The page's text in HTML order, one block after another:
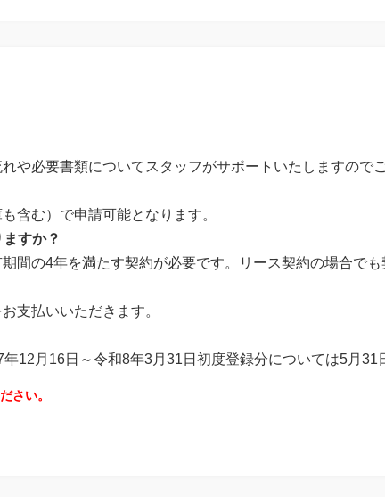
や必要書類についてスタッフがサポートいたしますので
含む）で申請可能となります。
すか？
間の4年を満たす契約が必要です。リース契約の場合でも
支払いいただきます。
12月16日～令和8年3月31日初度登録分については5月31
さい。